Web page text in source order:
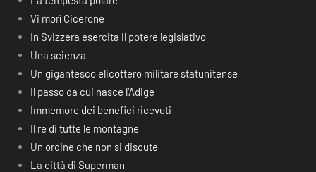
Vi morì Cicerone
In Svizzera esercita il potere legislativo
Una scienza
Un gigantesco elicottero militare statunitense
Il passo da cui nasce l’Adige
Immemore dei benefici ricevuti
Il re di tutte le montagne
Un ordine che non si discute
La città di Superman